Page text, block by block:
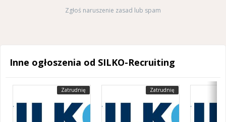
Zgłoś naruszenie zasad lub spam
Inne ogłoszenia od SILKO-Recruiting
Zatrudnię Zatrudnię